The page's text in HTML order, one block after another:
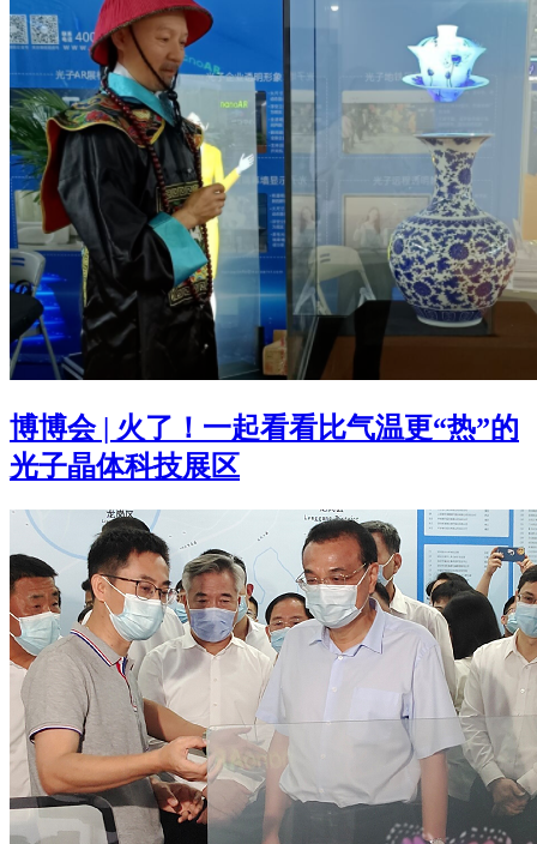
博博会 | 火了！一起看看比气温更“热”的
光子晶体科技展区